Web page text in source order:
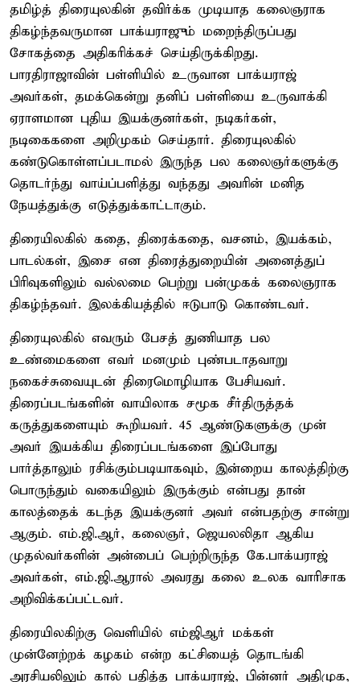
தமிழ்த் திரையுலகின் தவிர்க்க முடியாத கலைஞராக
திகழ்ந்தவருமான பாக்யராஜும் மறைந்திருப்பது
சோகத்தை அதிகரிக்கச் செய்திருக்கிறது.
பாரதிராஜாவின் பள்ளியில் உருவான பாக்யராஜ்
அவர்கள், தமக்கென்று தனிப் பள்ளியை உருவாக்கி
ஏராளமான புதிய இயக்குனர்கள், நடிகர்கள்,
நடிகைகளை அறிமுகம் செய்தார். திரையுலகில்
கண்டுகொள்ளப்படாமல் இருந்த பல கலைஞர்களுக்கு
தொடர்ந்து வாய்ப்பளித்து வந்தது அவரின் மனித
நேயத்துக்கு எடுத்துக்காட்டாகும்.
திரையிலகில் கதை, திரைக்கதை, வசனம், இயக்கம்,
பாடல்கள், இசை என திரைத்துறையின் அனைத்துப்
பிரிவுகளிலும் வல்லமை பெற்று பன்முகக் கலைஞராக
திகழ்ந்தவர். இலக்கியத்தில் ஈடுபாடு கொண்டவர்.
திரையுலகில் எவரும் பேசத் துணியாத பல
உண்மைகளை எவர் மனமும் புண்படாதவாறு
நகைச்சுவையுடன் திரைமொழியாக பேசியவர்.
திரைப்படங்களின் வாயிலாக சமூக சீர்திருத்தக்
கருத்துகளையும் கூறியவர். 45 ஆண்டுகளுக்கு முன்
அவர் இயக்கிய திரைப்படங்களை இப்போது
பார்த்தாலும் ரசிக்கும்படியாகவும், இன்றைய காலத்திற்கு
பொருந்தும் வகையிலும் இருக்கும் என்பது தான்
காலத்தைக் கடந்த இயக்குனர் அவர் என்பதற்கு சான்று
ஆகும். எம்.ஜி.ஆர், கலைஞர், ஜெயலலிதா ஆகிய
முதல்வர்களின் அன்பைப் பெற்றிருந்த கே.பாக்யராஜ்
அவர்கள், எம்.ஜி.ஆரால் அவரது கலை உலக வாரிசாக
அறிவிக்கப்பட்டவர்.
திரையிலகிற்கு வெளியில் எம்ஜிஆர் மக்கள்
முன்னேற்றக் கழகம் என்ற கட்சியைத் தொடங்கி
அரசியலிலும் கால் பதித்த பாக்யராஜ், பின்னர் அதிமுக,